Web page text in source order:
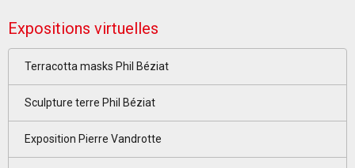
Expositions virtuelles
Terracotta masks Phil Béziat
Sculpture terre Phil Béziat
Exposition Pierre Vandrotte